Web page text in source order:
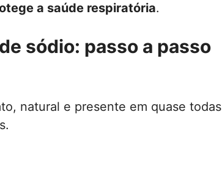
a saúde respiratória.
sódio: passo a passo
natural e presente em quase todas